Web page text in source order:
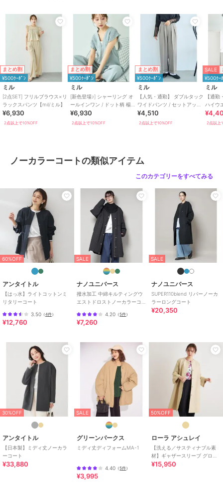
ーーーーーーーーーーーーーーーーー
透け感：なし
伸縮性：なし
裏地 ：あり
ーーーーーーーーーーーーーーーーー
※総丈はサイドネックポイント（襟ぐりと肩線の交点）から測定して
おります。
【仕様】
・左右フラップポケット付き
・フロント釦明き
※染色・加工条件により色ごとの風合いに多少の差異が生じる場合が
※画像の商品はサンプルのため、実際の商品とは色味・仕様・加工・
サイズ等が若干異なる場合がございます。
※商品によっては、2cm前後（ニット、デニムの場合は3cm前後）の
サイズ誤差が生じる場合がございます。
※撮影時の照明やお使いのパソコン・スマートフォンの設定等により
画像の色が実物と異なって見える場合がございます。
《お気に入り登録》でお得な情報がいっぱい
・「商品のお気に入り登録」で再入荷通知や、人気アイテムのラスト
1点通知、セール通知等お得な情報を受け取ることができます。
・「ブランドのお気に入り登録」でSHOPの新作アイテムや再入荷な
ど、お得な情報を受け取ることができます！
- mil ミル -
低身長でもオシャレを楽しみたい。そんな気持ちから生まれた 小柄
さん向けレディースブランド。
トレンドや上品な可愛らしさを訴えた、長く愛用できるカジュアルベ
ーシック。
小柄さんだからこそ着こなせる美シルエット。
ぴったり丈の感動をお届けします。
ブランド ミル
ショップ
アウター・ジャケット・コート
／ノーカラーコート
まとめ割
¥500ｸｰﾎﾟﾝ
ミル
[2点SET] フリルブラウス×リ
ラックスパンツ【mil/ミル】
¥6,930
2点以上で10%OFF
まとめ割
¥500ｸｰﾎﾟﾝ
ミル
[新色登場♪] シャーリング オ
ールインワン / ドット柄 楊柳
ギンガム 【mil(ミル)】
¥6,930
2点以上で10%OFF
まとめ割
¥500ｸｰﾎﾟﾝ
ミル
【人気・通勤】 ダブルタック
ワイドパンツ / セットアップ
対応 【mil (ミル)】
¥4,510
2点以上で10%OFF
SALE
¥500ｸｰ
ミル
【通
ハイウ
ーケア
2点以上
ノーカラーコートの類似アイテム
このカテゴリーをすべてみる
60%OFF
アンタイトル
【はっ水】ライトコットンミ
リタリーコート
3.50 （4件）
¥12,760
SALE
ナノユニバース
撥水加工 中綿キルティングウ
エストドロストノーカラーコ
4.20 （5件）
¥7,260
SALE
ナノユニバース
SUPER110blend リバーノーカ
ラーロングコート
¥20,350
30%OFF
アンタイトル
【日本製】ミディ丈ノーカラ
ーコート
¥33,880
SALE
グリーンパークス
ミディ丈ディフォームMA-1
4.40 （5件）
¥3,995
50%OFF
ローラ アシュレイ
【洗える／サスティナブル素
材】ギャザースリーブ グログ
ランコート
¥15,950